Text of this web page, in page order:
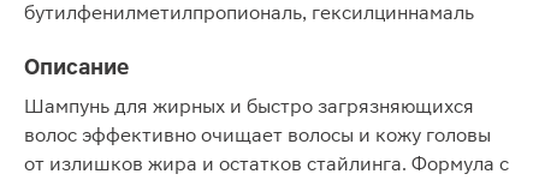
бутилфенилметилпропиональ, гексилциннамаль
Описание
Шампунь для жирных и быстро загрязняющихся
волос эффективно очищает волосы и кожу головы
от излишков жира и остатков стайлинга. Формула с